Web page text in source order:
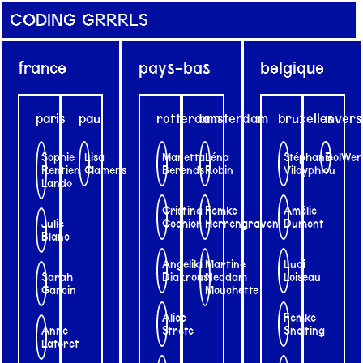
CODING GRRRLS
france
paris
Sophie
Rentien
Lando
Julie
Blanc
Sarah
Garcin
Anne
Laforet
pau
Lisa
Clamens
pays-bas
rotterdam
Manetta
Berends
Cristina
Cochior
Angeliki
Diakrousi
Alice
Strete
amsterdam
Léna
Robin
Femke
Herrengraven
Martine
Neddam
Mouchette
belgique
bruxelles
Stéphanie
Vilayphiou
Amélie
Dumont
Ludi
Loiseau
Femke
Snelting
anvers